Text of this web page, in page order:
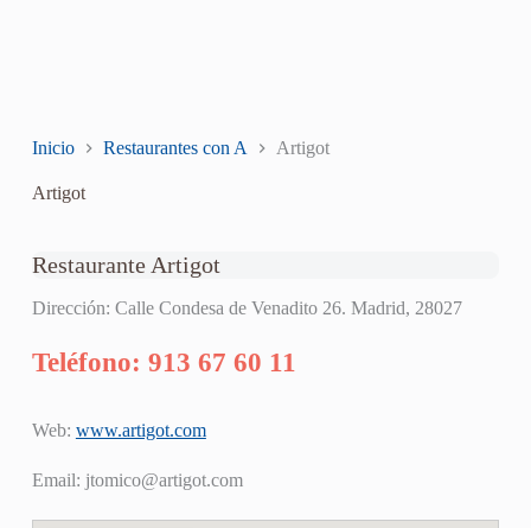
Inicio Restaurantes con A Artigot
Artigot
Restaurante Artigot
Dirección: Calle Condesa de Venadito 26. Madrid, 28027
Teléfono: 913 67 60 11
Web: www.artigot.com
Email: jtomico@artigot.com